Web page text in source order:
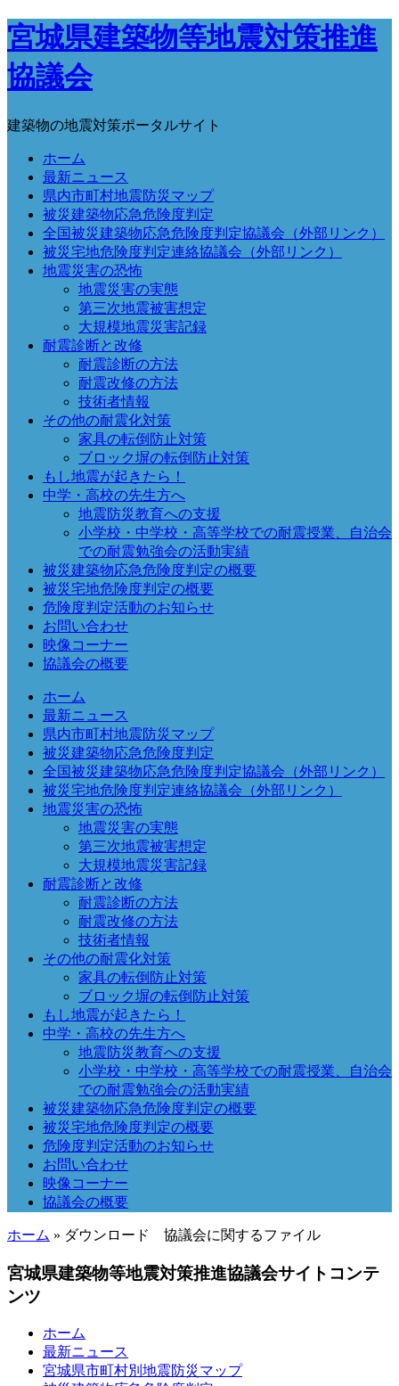
宮城県建築物等地震対策推進
協議会
建築物の地震対策ポータルサイト
ホーム
最新ニュース
県内市町村地震防災マップ
被災建築物応急危険度判定
全国被災建築物応急危険度判定協議会（外部リンク）
被災宅地危険度判定連絡協議会（外部リンク）
地震災害の恐怖
地震災害の実態
第三次地震被害想定
大規模地震災害記録
耐震診断と改修
耐震診断の方法
耐震改修の方法
技術者情報
その他の耐震化対策
家具の転倒防止対策
ブロック塀の転倒防止対策
もし地震が起きたら！
中学・高校の先生方へ
地震防災教育への支援
小学校・中学校・高等学校での耐震授業、自治会
での耐震勉強会の活動実績
被災建築物応急危険度判定の概要
被災宅地危険度判定の概要
危険度判定活動のお知らせ
お問い合わせ
映像コーナー
協議会の概要
ホーム
最新ニュース
県内市町村地震防災マップ
被災建築物応急危険度判定
全国被災建築物応急危険度判定協議会（外部リンク）
被災宅地危険度判定連絡協議会（外部リンク）
地震災害の恐怖
地震災害の実態
第三次地震被害想定
大規模地震災害記録
耐震診断と改修
耐震診断の方法
耐震改修の方法
技術者情報
その他の耐震化対策
家具の転倒防止対策
ブロック塀の転倒防止対策
もし地震が起きたら！
中学・高校の先生方へ
地震防災教育への支援
小学校・中学校・高等学校での耐震授業、自治会
での耐震勉強会の活動実績
被災建築物応急危険度判定の概要
被災宅地危険度判定の概要
危険度判定活動のお知らせ
お問い合わせ
映像コーナー
協議会の概要
ホーム » ダウンロード 協議会に関するファイル
宮城県建築物等地震対策推進協議会サイトコンテ
ンツ
ホーム
最新ニュース
宮城県市町村別地震防災マップ